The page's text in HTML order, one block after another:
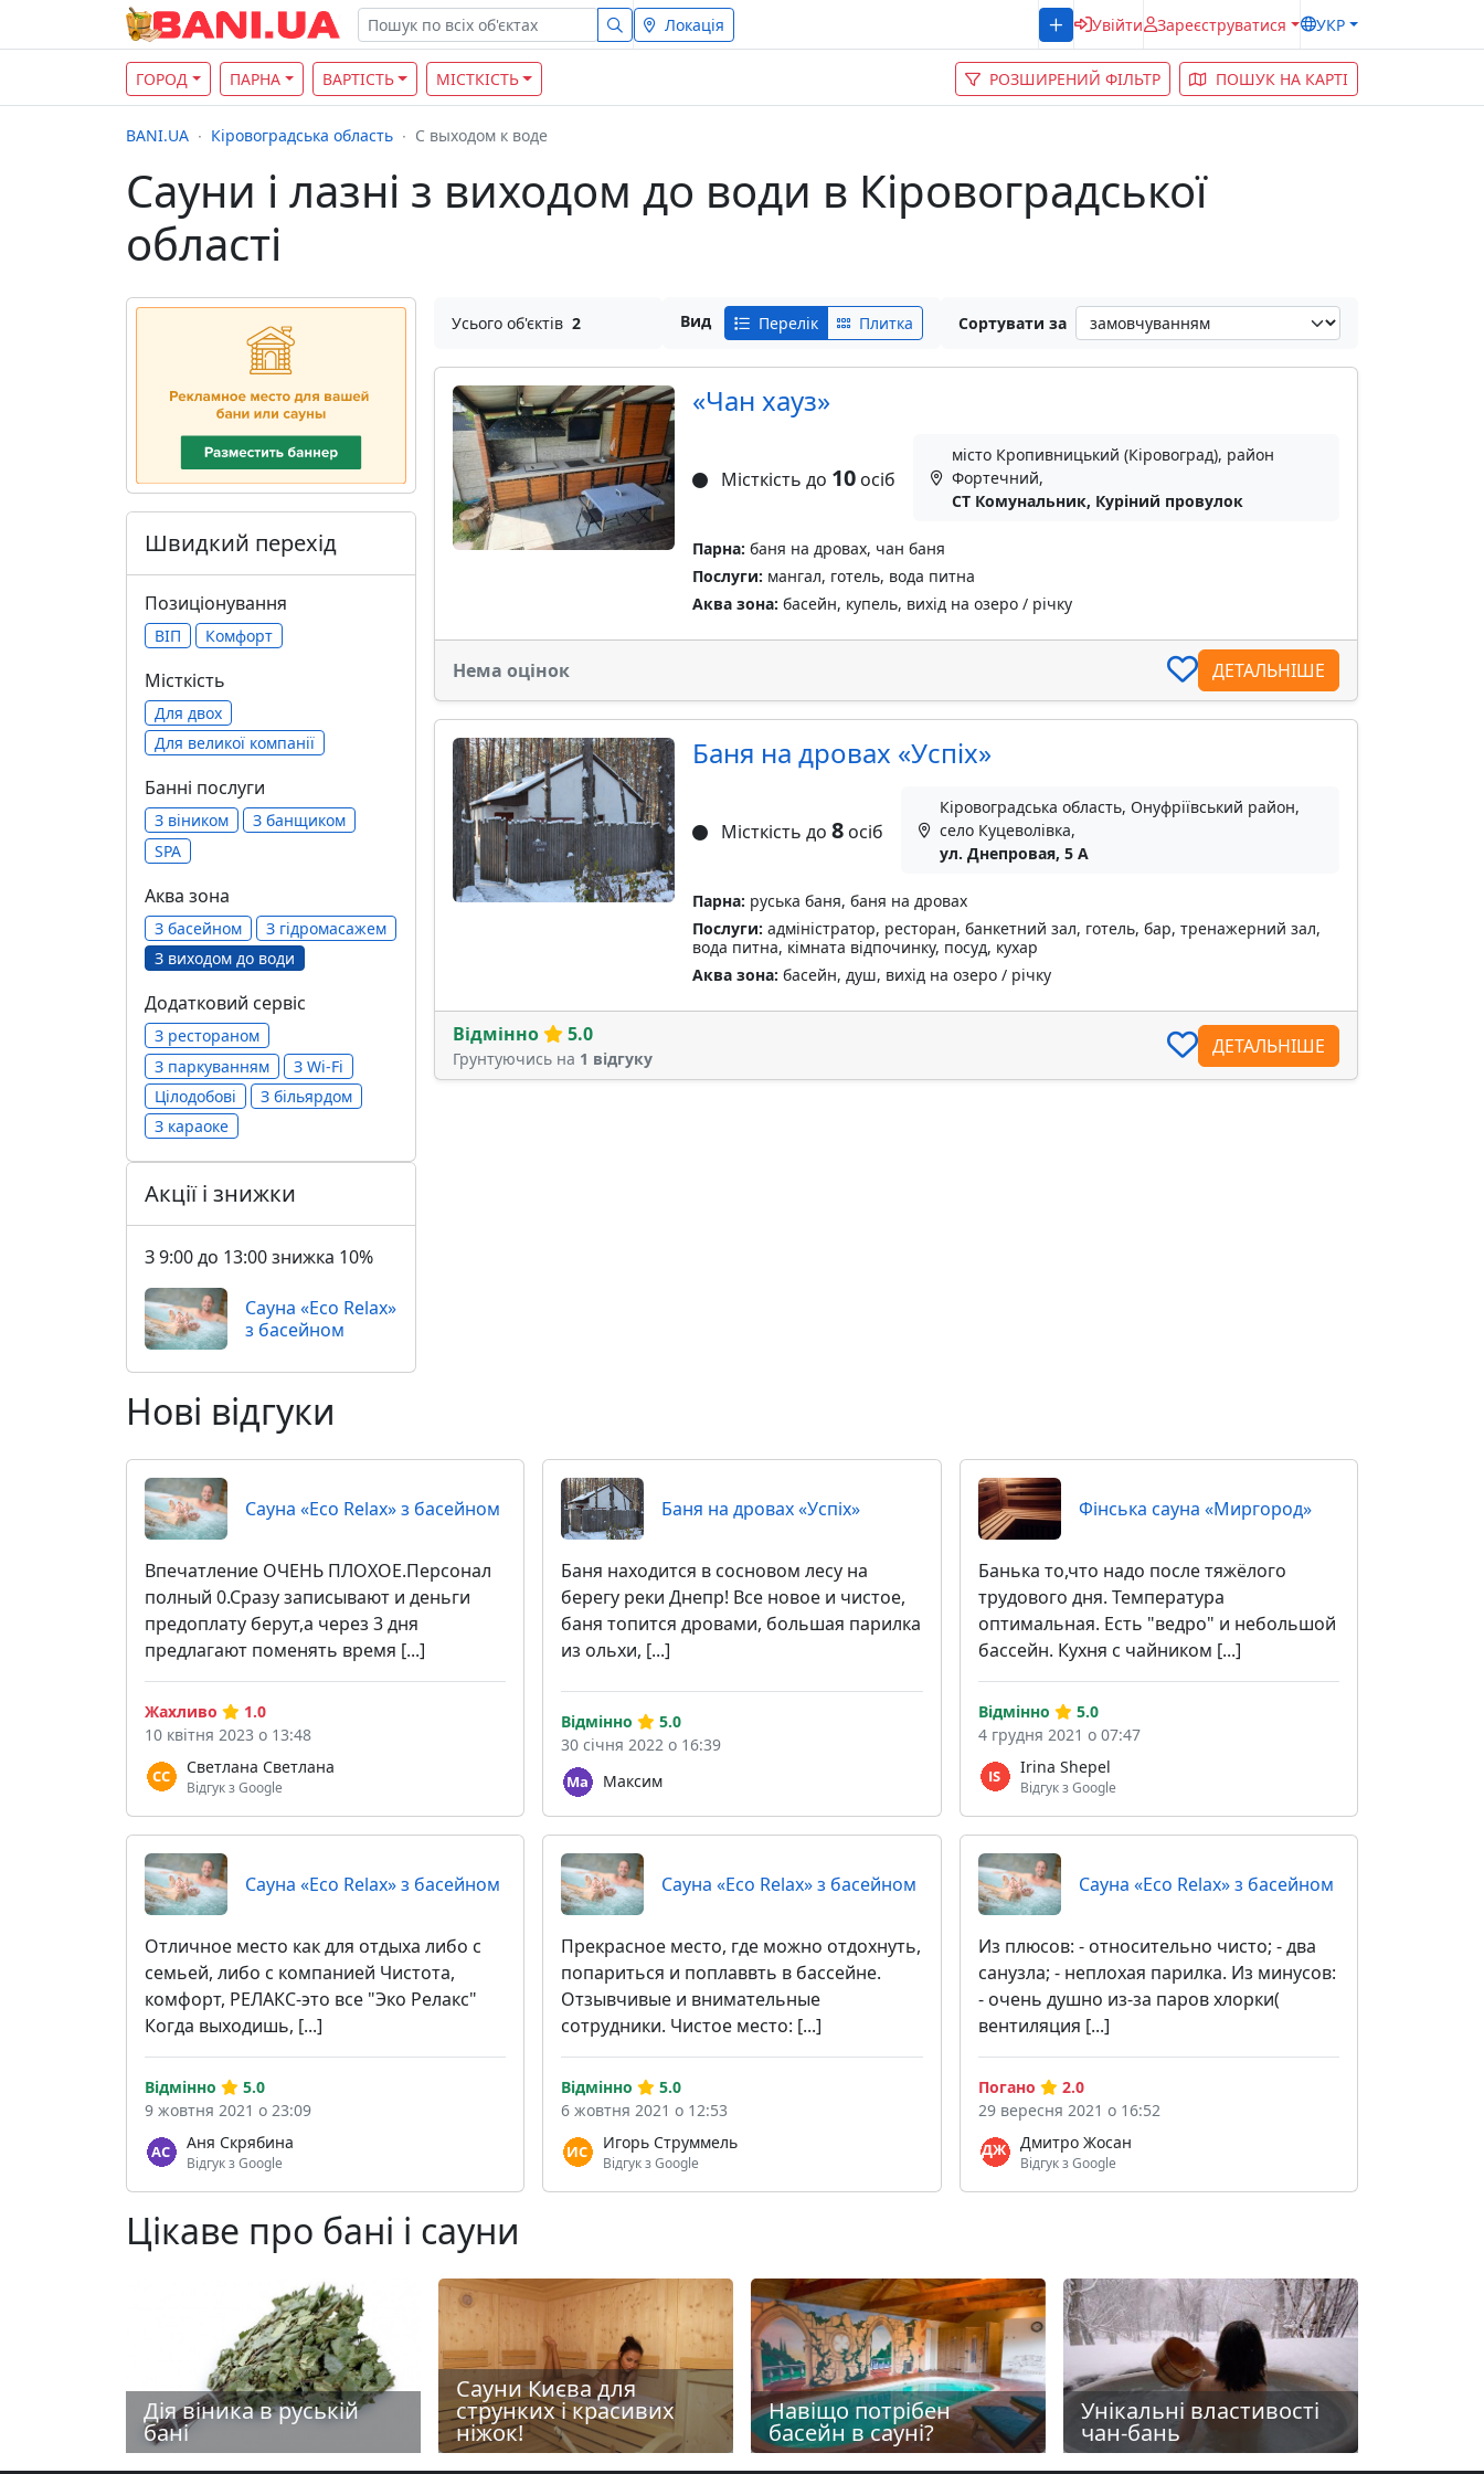
Локація Увійти Зареєструватися УКР
ГОРОД ПАРНА ВАРТІСТЬ МІСТКІСТЬ РОЗШИРЕНИЙ ФІЛЬТР ПОШУК НА КАРТІ
BANI.UA Кіровоградська область С выходом к воде
Сауни і лазні з виходом до води в Кіровоградської
області
Усього об'єктів 2 Вид Перелік Плитка Сортувати за
«Чан хауз»
Місткість до 10осіб
місто Кропивницький (Кіровоград), район
Фортечний,
СТ Комунальник, Куріний провулок
Парна: баня на дровах, чан баня
Послуги: мангал, готель, вода питна
Аква зона: басейн, купель, вихід на озеро / річку
Нема оцінок ДЕТАЛЬНІШЕ
Баня на дровах «Успіх»
Місткість до 8осіб
Кіровоградська область, Онуфріївський район,
село Куцеволівка,
ул. Днепровая, 5 А
Парна: руська баня, баня на дровах
Послуги: адміністратор, ресторан, банкетний зал, готель, бар, тренажерний зал,
вода питна, кімната відпочинку, посуд, кухар
Аква зона: басейн, душ, вихід на озеро / річку
Відмінно 5.0
Грунтуючись на 1 відгуку
ДЕТАЛЬНІШЕ
Швидкий перехід
Позиціонування
ВІП Комфорт
Місткість
Для двох
Для великої компанії
Банні послуги
З віником
З банщиком
SPA
Аква зона
З басейном
З гідромасажем
З виходом до води
Додатковий сервіс
З рестораном
З паркуванням
З Wi-Fi
Цілодобові
З більярдом
З караоке
Акції і знижки
З 9:00 до 13:00 знижка 10%
Сауна «Eco Relax»
з басейном
Нові відгуки
Сауна «Eco Relax» з басейном
Впечатление ОЧЕНЬ ПЛОХОЕ.Персонал
полный 0.Сразу записывают и деньги
предоплату берут,а через 3 дня
предлагают поменять время [...]
Светлана Светлана
Відгук з Google
Жахливо
1.0
10 квітня 2023 о 13:48
Баня на дровах «Успіх»
Баня находится в сосновом лесу на
берегу реки Днепр! Все новое и чистое,
баня топится дровами, большая парилка
из ольхи, [...]
Максим
Відмінно
5.0
30 січня 2022 о 16:39
Фінська сауна «Миргород»
Банька то,что надо после тяжёлого
трудового дня. Температура
оптимальная. Есть "ведро" и небольшой
бассейн. Кухня с чайником [...]
Irina Shepel
Відгук з Google
Відмінно
5.0
4 грудня 2021 о 07:47
Сауна «Eco Relax» з басейном
Отличное место как для отдыха либо с
семьей, либо с компанией Чистота,
комфорт, РЕЛАКС-это все "Эко Релакс"
Когда выходишь, [...]
Аня Скрябина
Відгук з Google
Відмінно
5.0
9 жовтня 2021 о 23:09
Сауна «Eco Relax» з басейном
Прекрасное место, где можно отдохнуть,
попариться и поплаввть в бассейне.
Отзывчивые и внимательные
сотрудники. Чистое место: [...]
Игорь Струммель
Відгук з Google
Відмінно
5.0
6 жовтня 2021 о 12:53
Сауна «Eco Relax» з басейном
Из плюсов: - относительно чисто; - два
санузла; - неплохая парилка. Из минусов:
- очень душно из-за паров хлорки(
вентиляция [...]
Дмитро Жосан
Відгук з Google
Погано
2.0
29 вересня 2021 о 16:52
Цікаве про бані і сауни
Дія віника в руській
бані
Сауни Києва для
струнких і красивих
ніжок!
Навіщо потрібен
басейн в сауні?
Унікальні властивості
чан-бань